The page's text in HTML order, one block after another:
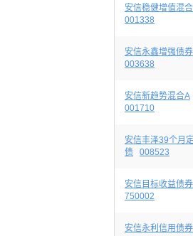
安信稳健增值混
001338
安信永鑫增强债
003638
安信新趋势混合A
001710
安信丰泽39个月
债
008523
安信目标收益债
750002
安信永利信用债